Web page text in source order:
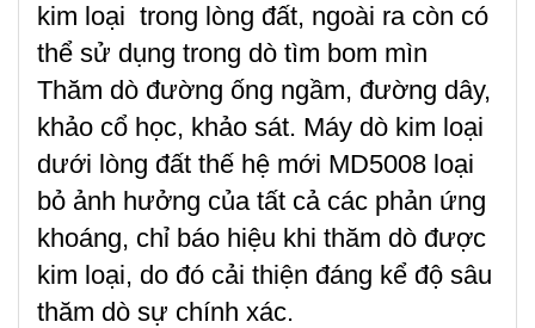
kim loại trong lòng đất, ngoài ra còn có
thể sử dụng trong dò tìm bom mìn
Thăm dò đường ống ngầm, đường dây,
khảo cổ học, khảo sát. Máy dò kim loại
dưới lòng đất thế hệ mới MD5008 loại
bỏ ảnh hưởng của tất cả các phản ứng
khoáng, chỉ báo hiệu khi thăm dò được
kim loại, do đó cải thiện đáng kể độ sâu
thăm dò sự chính xác.